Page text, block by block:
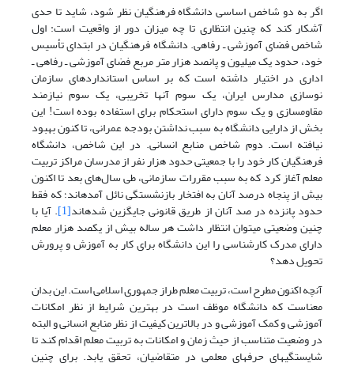
اگر به دو شاخص اساسی دانشگاه فرهنگیان نظر شود، شاید تا حدی
آشکار کند که چنین انتظاری تا چه میزان دور از واقعیت است: اول
شاخص فضای آموزشی ـ رفاهی. دانشگاه فرهنگیان در ابتدای تأسیس
خود، حدود یک میلیون و پانصد هزار متر مربع فضای آموزشی ـ رفاهی ـ
اداری در اختیار داشته است که بر اساس استاندارد‎های سازمان
نوسازی مدارس ایران، یک سوم آنها تخریبی، یک سوم نیازمند
مقاوم‎سازی و یک سوم دارای استحکام برای استفاده بوده است! این
بخش از دارایی دانشگاه به سبب نداشتن بودجه عمرانی، تا کنون بهبود
نیافته است. دوم شاخص منابع انسانی. در این شاخص، دانشگاه
فرهنگیان کار خود را با جمعیتی حدود هزار نفر از مدرسان مراکز تربیت
معلم آغاز کرد که به سبب مقررات سازمانی، طی سال‌های بعد تا اکنون
بیش از پنجاه درصد آنان به افتخار بازنشستگی نائل آمده‎اند؛ که فقط
حدود پانزده در صد آنان از طریق قانونی جایگزین شده‎اند [1] . آیا با
چنین وضعیتی می‎توان انتظار داشت هر ساله بیش از یکصد هزار معلم
دارای مدرک کارشناسی را این دانشگاه برای کار به آموزش و پرورش
تحویل دهد؟
آنچه اکنون مطرح است، تربیت معلم طراز جمهوری اسلامی است. این بدان
معناست که دانشگاه موظف است در بهترین شرایط از نظر امکانات
آموزشی و کمک آموزشی و در بالاترین کیفیت از نظر منابع انسانی و البته
در وضعیت متناسب از حیث زمان و امکانات به تربیت معلم اقدام کند تا
شایستگی‏های حرفه‎ای معلمی در متقاضیان، تحقق یابد. برای چنین